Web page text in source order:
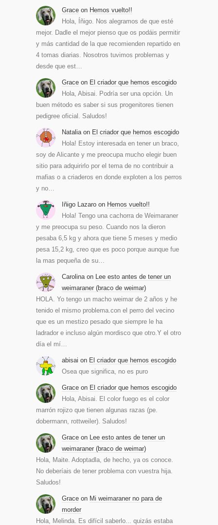
Grace on Hemos vuelto!!
Hola, Íñigo. Nos alegramos de que esté
mejor. Dadle el mejor pienso que os podáis permitir
y más cantidad de la que recomienden repartido en
4 tomas diarias. Nosotros tuvimos problemas y
desde que est…
Grace on El criador que hemos escogido
Hola, Abisai. Podría ser una opción. Un
buen método es saber si sus progenitores tienen
pedigree oficial. Saludos!
Natalia on El criador que hemos escogido
Hola! Estoy interesada en tener un braco,
soy de Alicante y me preocupa mucho elegir buen
sitio para adquirirlo por el tema de no contribuir a
mafias o a criaderos en donde exploten a los perros
y no…
Iñigo Lazaro on Hemos vuelto!!
Hola! Tengo una cachorra de Weimaraner
y me preocupa su peso. Cuando nos la dieron
pesaba 6,5 kg y ahora que tiene 5 meses y medio
pesa 15,2 kg, creo que es poco porque aunque fue
la mas pequeña de su…
Carolina on
Lee esto antes de tener un
weimaraner (braco de weimar)
HOLA. Yo tengo un macho weimar de 2 años y he
tenido el mismo problema.con el perro del vecino
que es un mestizo pesado que siempre le ha
ladrador e incluso algún mordisco que otro.Y el otro
día el mí…
abisai on El criador que hemos escogido
Osea que significa, no es puro
Grace on El criador que hemos escogido
Hola, Abisai. El color fuego es el color
marrón rojizo que tienen algunas razas (pe.
dobermann, rottweiler). Saludos!
Grace on
Lee esto antes de tener un
weimaraner (braco de weimar)
Hola, Maite. Adoptadla, de hecho, ya os conoce.
No deberíais de tener problema con vuestra hija.
Saludos!
Grace on Mi weimaraner no para de
morder
Hola, Melinda. Es difícil saberlo... quizás estaba